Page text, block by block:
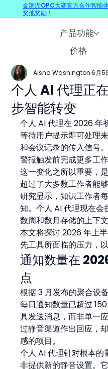
产品功能
价格
个人 AI 代理正
步智能转变
Aisha Washington 6月5
个人 AI 代理在 2026 年
等待用户提示即可处理
和会议记录的传入信号
警报触发前完成更多工作
这一变化之所以重要，
超过了大多数工作者能
研究显示，知识工作者
知。个人 AI 代理现在
数周和数月存储的上下
本文将探讨 2026 年上
先工具所面临的压力，
通知数量在
点
根据 3 月发布的聚合设
每日通知数量已超过
具发送消息，而非单一
过静音渠道作出回应，
感的项目。
个人 AI 代理针对根本
非提供新的静音设置。
金漪湖OPC大赛官方合作智能
奖池奖励！